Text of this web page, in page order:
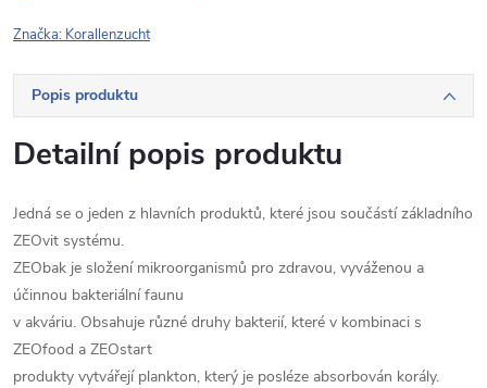
Značka: Korallenzucht
Popis produktu
Detailní popis produktu
Jedná se o jeden z hlavních produktů, které jsou součástí základního
ZEOvit systému.
ZEObak je složení mikroorganismů pro zdravou, vyváženou a
účinnou bakteriální faunu
v akváriu. Obsahuje různé druhy bakterií, které v kombinaci s
ZEOfood a ZEOstart
produkty vytvářejí plankton, který je posléze absorbován korály.